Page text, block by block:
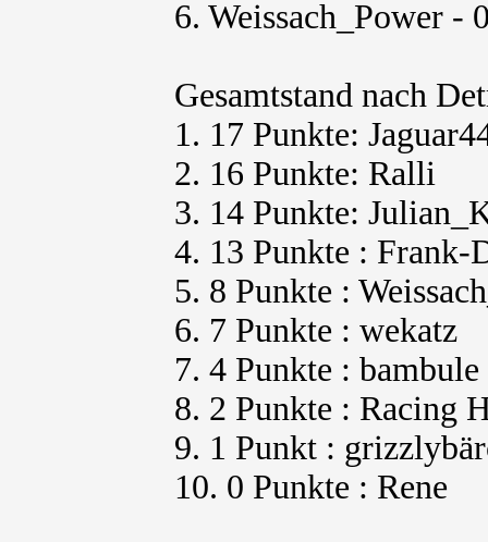
6. Weissach_Power -
Gesamtstand nach
1. 17 Punkte:
2. 16 Punkte: Ralli
3. 14 Punkte:
4. 13 Punkte : Frank-
5. 8 Punkte :
6. 7 Punkte : wekatz
7. 4 Punkte : bambule
8. 2 Punkte : Racing
9. 1 Punkt :
10. 0 Punkte : Rene